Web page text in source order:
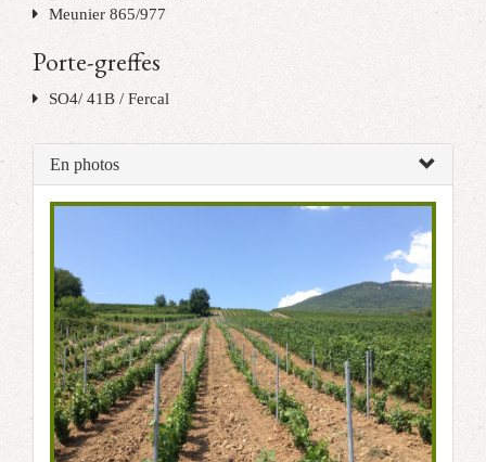
Meunier 865/977
Porte-greffes
SO4/ 41B / Fercal
En photos